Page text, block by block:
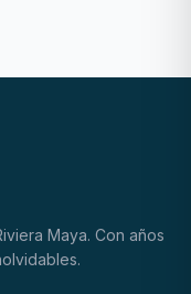
Maya. Con años